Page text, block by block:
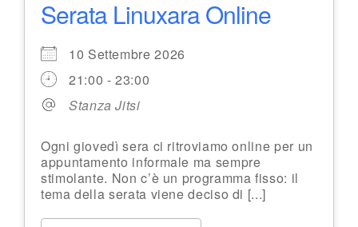
Serata Linuxara Online
10 Settembre 2026
21:00 - 23:00
Stanza Jitsi
Ogni giovedì sera ci ritroviamo online per un
appuntamento informale ma sempre
stimolante. Non c’è un programma fisso: il
tema della serata viene deciso di [...]